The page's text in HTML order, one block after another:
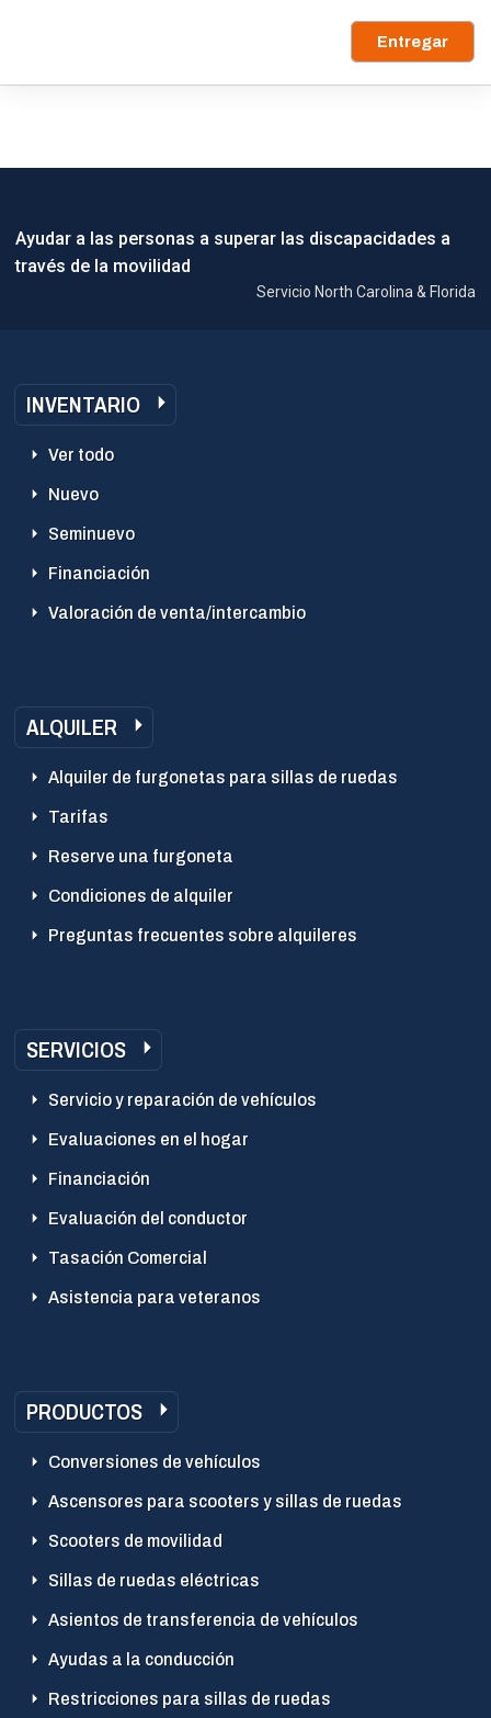
Entregar
Ayudar a las personas a superar las discapacidades a
través de la movilidad
Servicio North Carolina & Florida
INVENTARIO
Ver todo
Nuevo
Seminuevo
Financiación
Valoración de venta/intercambio
ALQUILER
Alquiler de furgonetas para sillas de ruedas
Tarifas
Reserve una furgoneta
Condiciones de alquiler
Preguntas frecuentes sobre alquileres
SERVICIOS
Servicio y reparación de vehículos
Evaluaciones en el hogar
Financiación
Evaluación del conductor
Tasación Comercial
Asistencia para veteranos
PRODUCTOS
Conversiones de vehículos
Ascensores para scooters y sillas de ruedas
Scooters de movilidad
Sillas de ruedas eléctricas
Asientos de transferencia de vehículos
Ayudas a la conducción
Restricciones para sillas de ruedas